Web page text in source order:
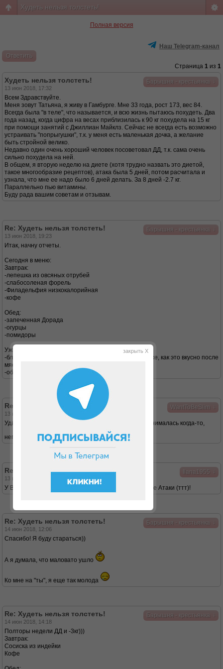
Худеть нельзя толстеть!
Полная версия
Наш Telegram-канал
Ответить
Страница 1 из 1
Барышня - крестьянка
Худеть нельзя толстеть!
13 июн 2018, 17:32
Всем Здравствуйте.
Меня зовут Татьяна, я живу в Гамбурге. Мне 33 года, рост 173, вес 84.
Всегда была "в теле", что называется, и всю жизнь пытаюсь похудеть. Два
года назад, когда цифра на весах приблизилась к 90 кг похудела на 15 кг
при помощи занятий с Джиллиан Майклз. Сейчас не всегда есть возможно
устраивать "попрыгушки", т.к. у меня есть маленькая дочка, а желание
быть стройной велико.
Недавно один очень хороший человек посоветовал ДД, т.к. сама очень
сильно похудела на ней.
В общем, я вторую неделю на диете (хотя трудно назвать это диетой,
такое многообразие рецептов), атака была 5 дней, потом расчитала и
узнала, что мне ее надо было 6 дней делать. За 8 дней -2.7 кг.
Параллельно пью витамины.
Буду рада вашим советам и отзывам.
Барышня - крестьянка
Re: Худеть нельзя толстеть!
13 июн 2018, 19:23
Итак, начну отчеты.
Сегодня в меню:
Завтрак:
-лепешка из овсяных отрубей
-слабосоленая форель
-Филадельфия низкокалорийная
-кофе
Обед:
-запеченная Дорада
-огурцы
-помидоры
Ужин:
-блинчики Дюкановские из кукурузной крахмала (Боже, как это вкусно после
мяса и рыбы)
-обезжиренный творог с чесноком и зеленью
WantToBeSlim
Re: Худеть нельзя толстеть!
13 июн 2018, 19:48
Удачи на Дюкане, тут хорошо :) Тоже с Джиллиан занималась когда-то,
неплохие занятия у неё
Ilana1955
Re: Худеть нельзя толстеть!
13 июн 2018, 21:29
У Вас все получится, очень хороший результат после Атаки (ттт)!
Барышня - крестьянка
Re: Худеть нельзя толстеть!
14 июн 2018, 12:06
Спасибо! Я буду стараться))
А я думала, что маловато ушло
Ко мне на "ты", я еще так молода
Барышня - крестьянка
Re: Худеть нельзя толстеть!
14 июн 2018, 14:18
Полторы недели ДД и -3кг)))
Завтрак:
Сосиска из индейки
Кофе
закрыть X